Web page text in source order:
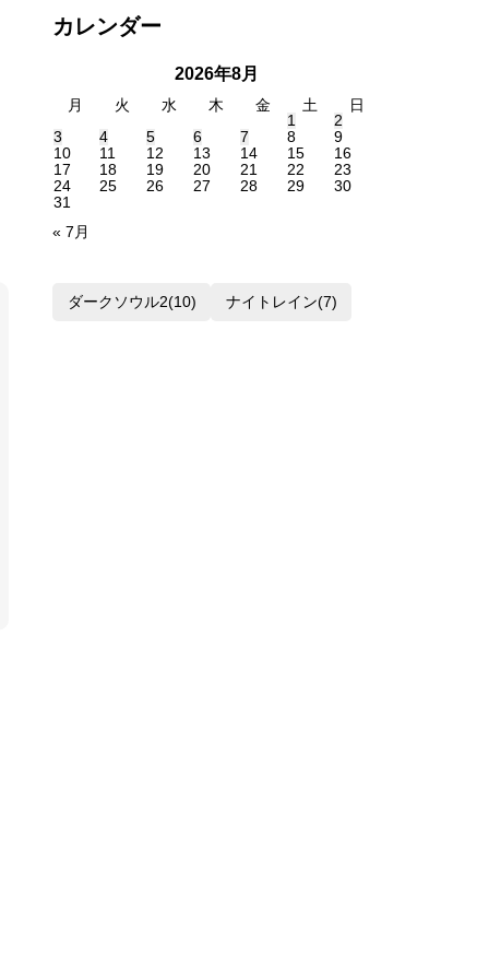
ー
カレンダー
2026年8月
月 火 水 木 金 土
日
1
2
3
4 5 6 7 8
9
10
11 12 13 14 15
16
17
18 19 20 21 22
23
24
25 26 27 28 29
30
31
« 7月
ダークソウル2(10) ナイトレイン(7)